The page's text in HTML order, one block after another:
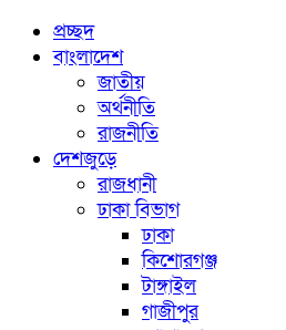
প্রচ্ছদ
বাংলাদেশ
জাতীয়
অর্থনীতি
রাজনীতি
দেশজুড়ে
রাজধানী
ঢাকা বিভাগ
ঢাকা
কিশোরগঞ্জ
টাঙ্গাইল
গাজীপুর